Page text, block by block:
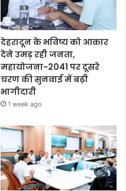
देहरादून के भविष्य को आकार
देने उमड़ रही जनता,
महायोजना-2041 पर दूसरे
चरण की सुनवाई में बढ़ी
भागीदारी
1 week ago